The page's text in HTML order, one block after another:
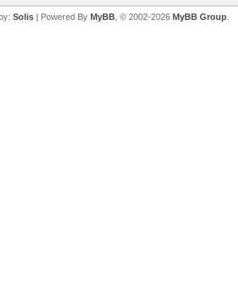
Solis| Powered By MyBB, © 2002-2026 MyBB Group.